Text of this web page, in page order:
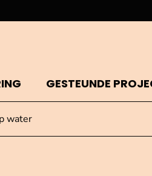
GESTEUNDE
water